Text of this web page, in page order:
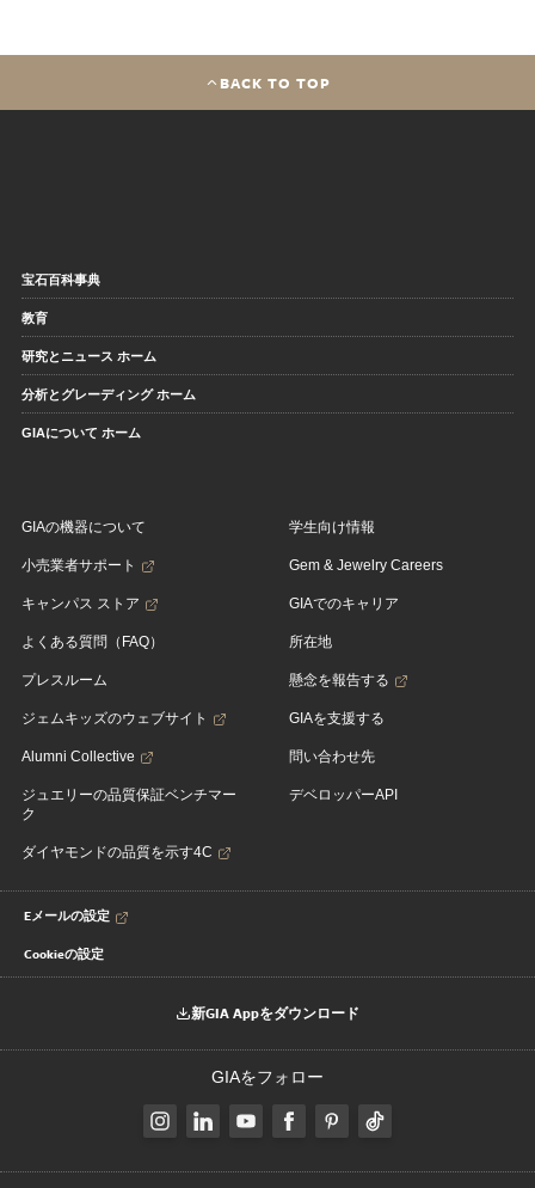
BACK TO TOP
宝石百科事典
教育
研究とニュース ホーム
分析とグレーディング ホーム
GIAについて ホーム
GIAの機器について
小売業者サポート
キャンパス ストア
よくある質問（FAQ）
プレスルーム
ジェムキッズのウェブサイト
Alumni Collective
ジュエリーの品質保証ベンチマー
ク
ダイヤモンドの品質を示す4C
学生向け情報
Gem & Jewelry Careers
GIAでのキャリア
所在地
懸念を報告する
GIAを支援する
問い合わせ先
デベロッパーAPI
Eメールの設定
Cookieの設定
新GIA Appをダウンロード
GIAをフォロー